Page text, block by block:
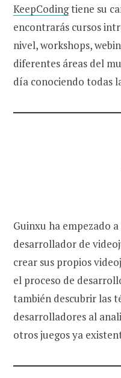
KeepCodingtiene su
encontrarás cursos
nivel, workshops,
diferentes áreas del
día conociendo todas
Guinxu ha empezado
desarrollador de
crear sus propios
el proceso de
también descubrir las
desarrolladores al
otros juegos ya